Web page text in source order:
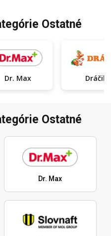
Ostatné
Dr. Max Dráčik
Ostatné
Dr. Max